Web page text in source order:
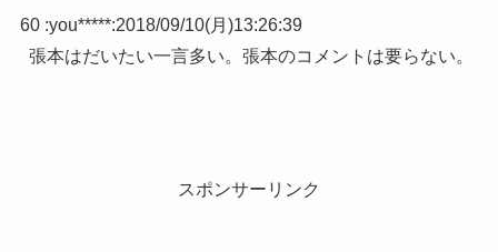
60 :you*****:2018/09/10(月)13:26:39
張本はだいたい一言多い。張本のコメントは要らない。
スポンサーリンク